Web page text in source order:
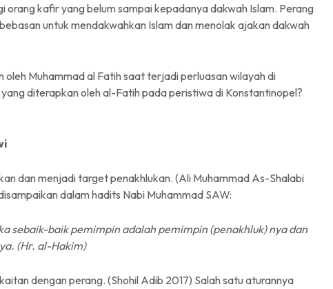
kafir yang belum sampai kepadanya dakwah Islam. Perang
untuk mendakwahkan Islam dan menolak ajakan dakwah
Muhammad al Fatih saat terjadi perluasan wilayah di
diterapkan oleh al-Fatih pada peristiwa di Konstantinopel?
dan menjadi target penakhlukan. (Ali Muhammad As-Shalabi
dalam hadits Nabi Muhammad SAW:
sebaik-baik pemimpin adalah pemimpin (penakhluk) nya dan
(Hr. al-Hakim)
dengan perang. (Shohil Adib 2017) Salah satu aturannya